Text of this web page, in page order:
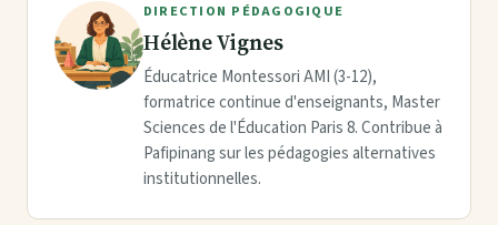
DIRECTION PÉDAGOGIQUE
Hélène Vignes
Éducatrice Montessori AMI (3-12),
formatrice continue d'enseignants, Master
Sciences de l'Éducation Paris 8. Contribue à
Pafipinang sur les pédagogies alternatives
institutionnelles.